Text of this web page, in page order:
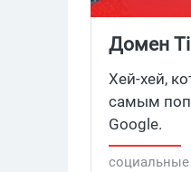
Домен
Хей-хей,
самым
Google.
социальные